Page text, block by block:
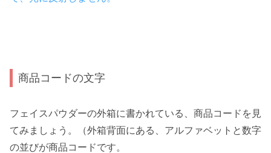
商品コードの文字
フェイスパウダーの外箱に書かれている、商品コードを見
てみましょう。（外箱背面にある、アルファベットと数字
の並びが商品コードです。